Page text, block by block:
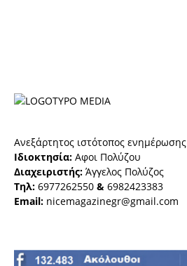
Ανεξάρτητος ιστότοπος ενημέρωσης
Ιδιοκτησία: Αφοι Πολύζου
Διαχειριστής: Άγγελος Πολύζος
Τηλ: 6977262550 & 6982423383
Email: nicemagazinegr@gmail.com